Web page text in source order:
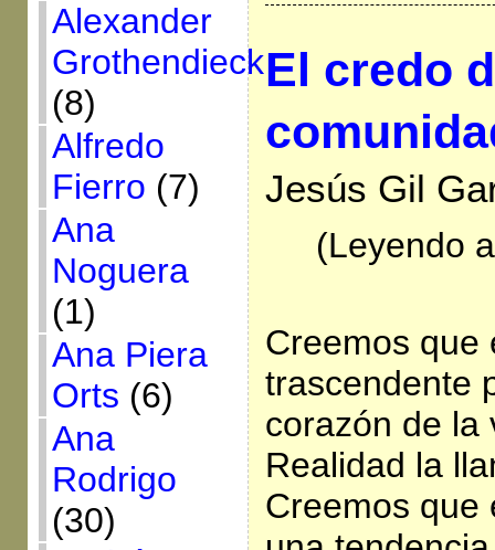
Alexander
Grothendieck
(8)
Alfredo
Fierro (7)
Ana
Noguera
(1)
Ana Piera
Orts (6)
Ana
Rodrigo
(30)
El credo
Jesús Gil
(Leyendo
Creemos que
trascendente
corazón de la
Realidad la
Creemos que